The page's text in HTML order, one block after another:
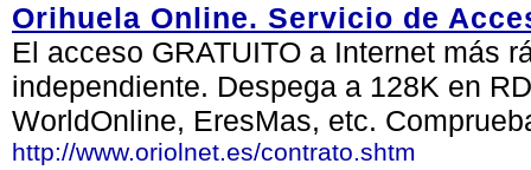
Orihuela Online. Servicio de
El acceso GRATUITO a Internet más
independiente. Despega a 128K en
WorldOnline, EresMas, etc.
http://www.oriolnet.es/contrato.shtm